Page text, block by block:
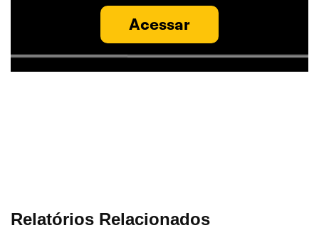
Acessar
Relatórios Relacionados